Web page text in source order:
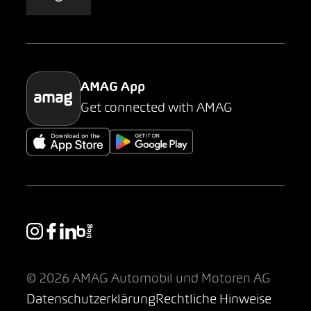
Parking
AMAG App
Get connected with AMAG
© 2026 AMAG Automobil und Motoren AG
DatenschutzerklärungRechtliche Hinweise